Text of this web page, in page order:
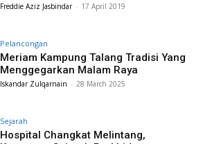
Freddie Aziz Jasbindar - 17 April 2019
Pelancongan
Meriam Kampung Talang Tradisi Yang
Menggegarkan Malam Raya
Iskandar Zulqarnain - 28 March 2025
Sejarah
Hospital Changkat Melintang,